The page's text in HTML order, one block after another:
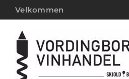
Velkommen